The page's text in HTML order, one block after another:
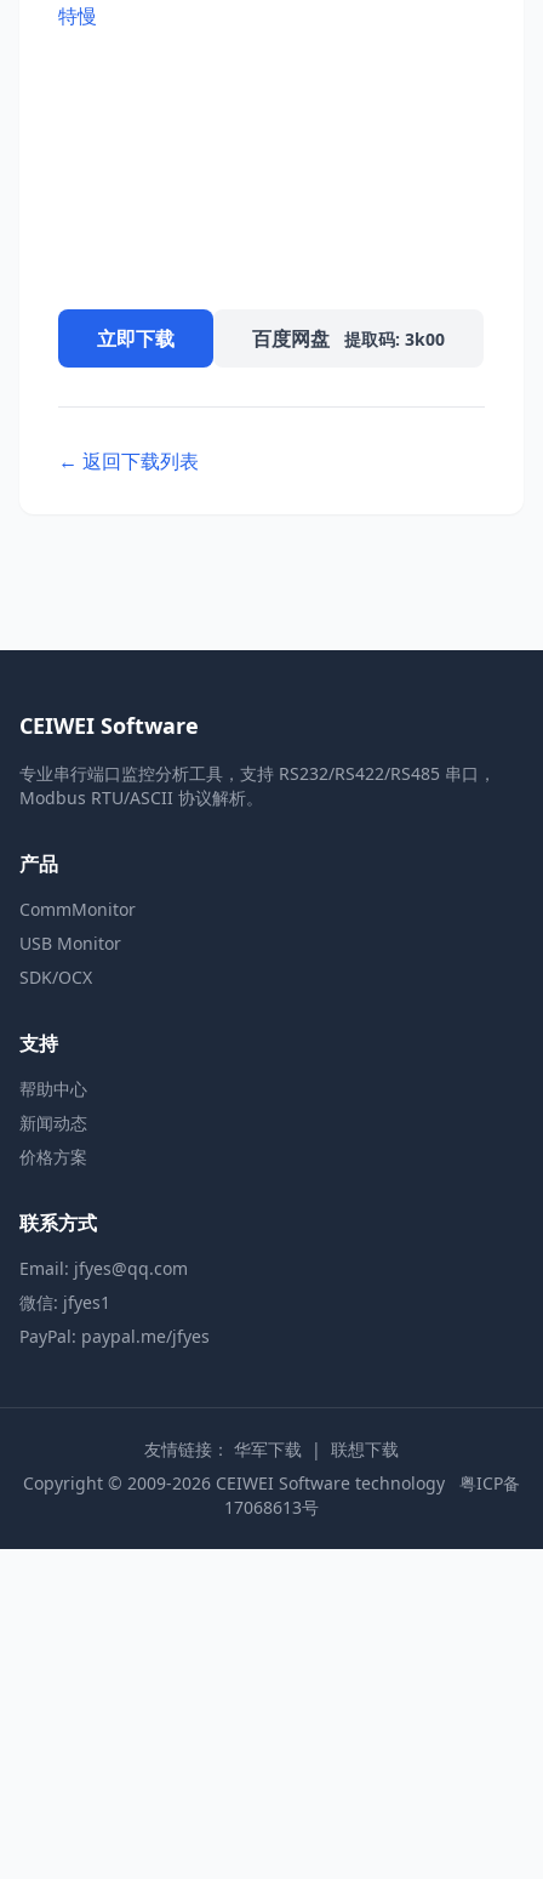
特慢
立即下载 百度网盘 提取码: 3k00
← 返回下载列表
CEIWEI Software
专业串行端口监控分析工具，支持 RS232/RS422/RS485 串口，
Modbus RTU/ASCII 协议解析。
产品
CommMonitor
USB Monitor
SDK/OCX
支持
帮助中心
新闻动态
价格方案
联系方式
Email: jfyes@qq.com
微信: jfyes1
PayPal: paypal.me/jfyes
友情链接： 华军下载 | 联想下载
Copyright © 2009-2026 CEIWEI Software technology 粤ICP备
17068613号